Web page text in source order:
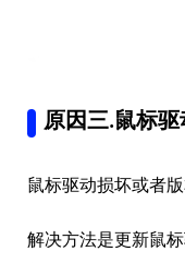
原因三.鼠标
鼠标驱动损坏或者
解决方法是更新鼠